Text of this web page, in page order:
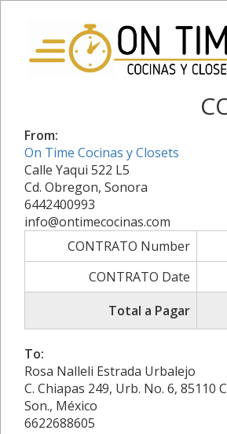
From:
On Time Cocinas y Closets
Calle Yaqui 522 L5
Cd. Obregon, Sonora
6442400993
info@ontimecocinas.com
CONTRATO Number
CONTRATO Date
Total a Pagar
To:
Rosa Nalleli Estrada Urbalejo
C. Chiapas 249, Urb. No. 6, 85110
Son., México
6622688605